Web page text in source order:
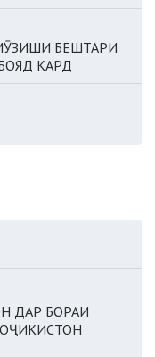
БЕШТАРИ
КАРД
ДАР БОРАИ